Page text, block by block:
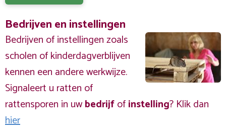
Bedrijven en instellingen
Bedrijven of instellingen zoals
scholen of kinderdagverblijven
kennen een andere werkwijze.
Signaleert u ratten of
rattensporen in uwbedrijfofinstelling? Klik dan
hier